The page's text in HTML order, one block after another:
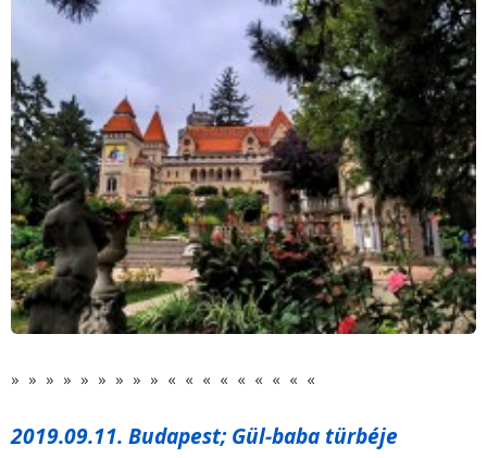
» » » » » » » » » « « « « « « « « «
2019.09.11. Budapest; Gül-baba türbéje